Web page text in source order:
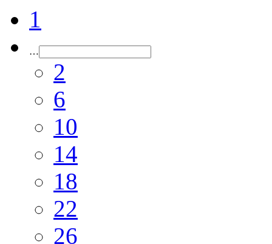
1
…
2
6
10
14
18
22
26